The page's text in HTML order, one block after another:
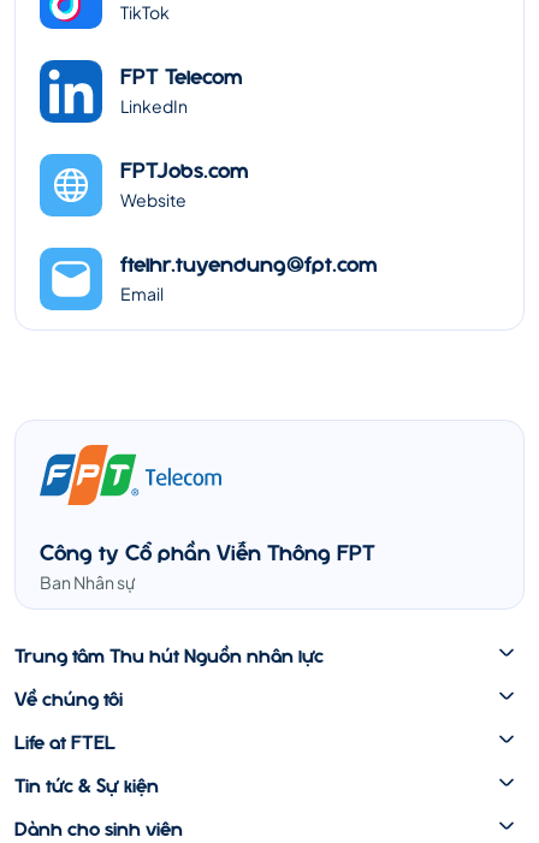
TikTok
FPT Telecom
LinkedIn
FPTJobs.com
Website
ftelhr.tuyendung@fpt.com
Email
Công ty Cổ phần Viễn Thông FPT
Ban Nhân sự
Trung tâm Thu hút Nguồn nhân lực
Về chúng tôi
Life at FTEL
Tin tức & Sự kiện
Dành cho sinh viên